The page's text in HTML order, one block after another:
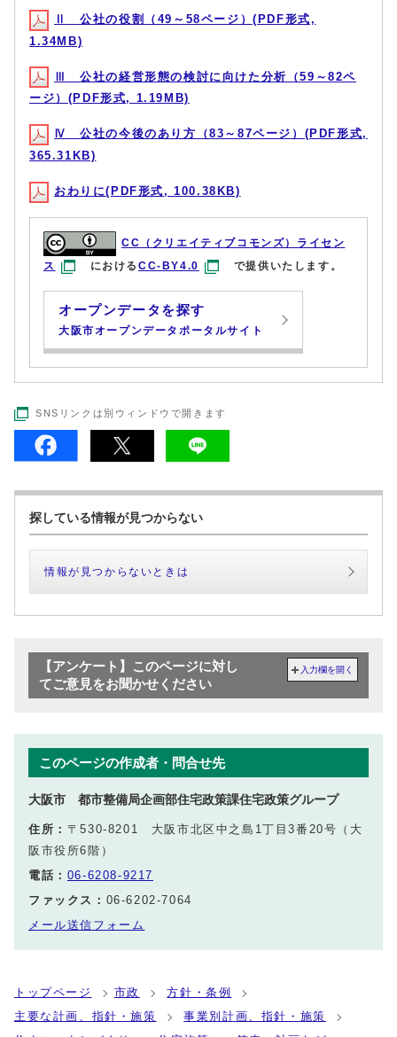
Ⅱ 公社の役割（49～58ページ）(PDF形式,
1.34MB)
Ⅲ 公社の経営形態の検討に向けた分析（59～82ペ
ージ）(PDF形式, 1.19MB)
Ⅳ 公社の今後のあり方（83～87ページ）(PDF形式,
365.31KB)
おわりに(PDF形式, 100.38KB)
CC（クリエイティブコモンズ）ライセン
ス
におけるCC-BY4.0 で提供いたします。
オープンデータを探す
大阪市オープンデータポータルサイト
SNSリンクは別ウィンドウで開きます
探している情報が見つからない
情報が見つからないときは
【アンケート】このページに対し
てご意見をお聞かせください
入力欄を開く
このページの作成者・問合せ先
大阪市 都市整備局企画部住宅政策課住宅政策グループ
住所： 〒530-8201 大阪市北区中之島1丁目3番20号（大
阪市役所6階）
電話： 06-6208-9217
ファックス： 06-6202-7064
メール送信フォーム
トップページ 市政
方針・条例
主要な計画、指針・施策
事業別計画、指針・施策